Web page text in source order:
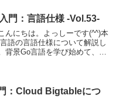
門：言語仕様 -Vol.53-
んにちは。よっしーです(^^)本
語の言語仕様について解説し
背景Go言語を学び始めて、公
：Cloud Bigtableにつ